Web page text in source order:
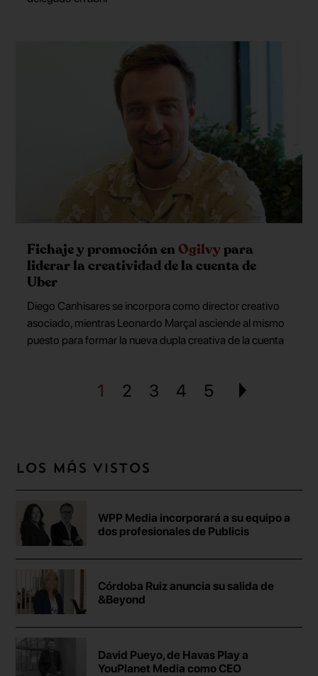
Fichaje y promoción en Ogilvypara
liderar la creatividad de la cuenta de
Uber
Diego Canhisares se incorpora como director creativo
asociado, mientras Leonardo Marçal asciende al mismo
puesto para formar la nueva dupla creativa de la cuenta
1 2 3 4 5
Los más vistos
WPP Media incorporará a su equipo a
dos profesionales de Publicis
Córdoba Ruiz anuncia su salida de
&Beyond
David Pueyo, de Havas Play a
YouPlanet Media como CEO